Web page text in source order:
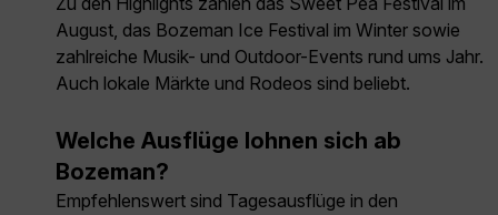
August, das Bozeman Ice Festival im Winter sowie
zahlreiche Musik- und Outdoor-Events rund ums Jahr.
Auch lokale Märkte und Rodeos sind beliebt.
Welche Ausflüge lohnen sich ab
Bozeman?
Empfehlenswert sind Tagesausflüge in den